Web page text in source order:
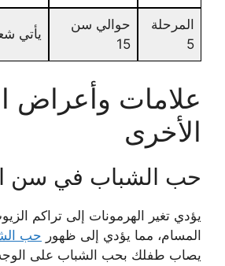
المرحلة
5
حوالي سن
15
يأتي
علامات وأعراض
الأخرى
حب الشباب في سن
يؤدي تغير الهرمونات إلى تراكم
المسام، مما يؤدي إلى ظهور حب
يصاب طفلك بحب الشباب على الوجه